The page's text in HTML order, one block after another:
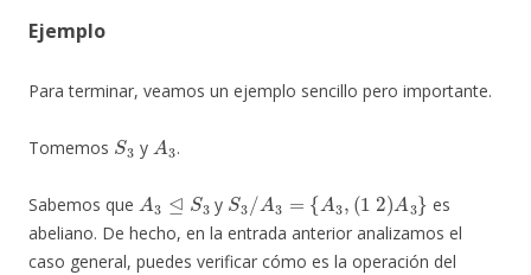
Ejemplo
Para terminar, veamos un ejemplo sencillo pero importante.
Tomemos
S3
y
A
.
Sabemos que
A 3
y
S3 /A3 A3 , 2 A3
es
abeliano. De hecho, en la entrada anterior analizamos el
caso general, puedes verificar cómo es la operación del